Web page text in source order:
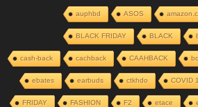
ASOS
auphbd
BLACK
BLACK FRIDAY
CAAHBACK
cachback
cash-back
COVID
ctkhdo
earbuds
ebates
etace
F2
FASHION
FRIDAY